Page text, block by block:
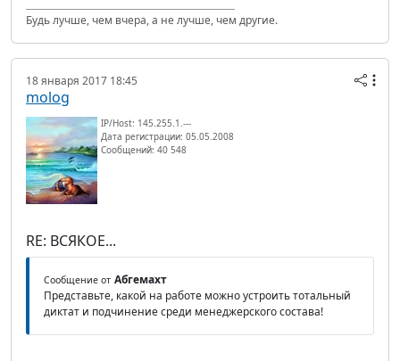
Будь лучше, чем вчера, а не лучше, чем другие.
18 января 2017 18:45
molog
IP/Host: 145.255.1.---
Дата регистрации: 05.05.2008
Сообщений: 40 548
RE: ВСЯКОЕ...
Сообщение от Абгемахт
Представьте, какой на работе можно устроить тотальный
диктат и подчинение среди менеджерского состава!